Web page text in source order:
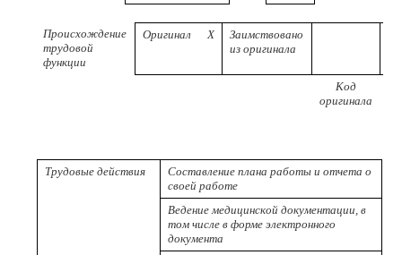
Происхождение
трудовой
функции
Оригинал X
Заимствовано
из оригинала
Код
оригинала
Трудовые действия
Составление плана работы и отчета о
своей работе
Ведение медицинской документации, в
том числе в форме электронного
документа